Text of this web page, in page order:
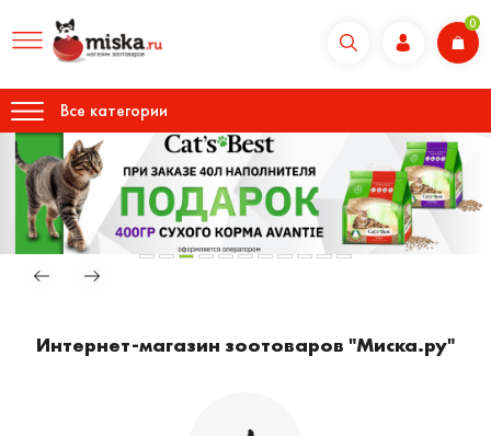
0
Все категории
Интернет-магазин зоотоваров "Миска.ру"